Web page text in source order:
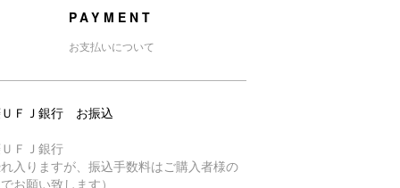
PAYMENT
お支払いについて
ＵＦＪ銀行 お振込
ＦＪ銀行
れ入りますが、振込手数料はご購入者様の
お願い致します）